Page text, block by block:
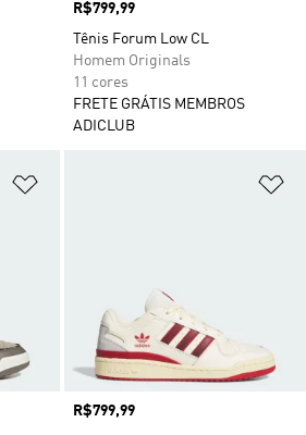
Preço
R$799,99
Tênis Forum Low CL
Homem Originals
11 cores
FRETE GRÁTIS MEMBROS
ADICLUB
Preço
R$799,99